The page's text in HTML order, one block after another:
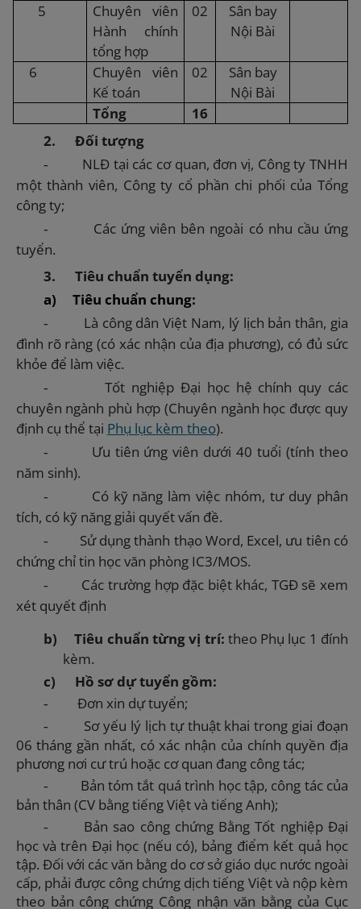
5
Chuyên viên
Hành chính
tổng hợp
02
Sân bay
Nội Bài
6
Chuyên viên
Kế toán
02
Sân bay
Nội Bài
Tổng
16
2.
Đối tượng
-
NLĐ tại các cơ quan, đơn vị, Công ty TNHH
một thành viên, Công ty cổ phần chi phối của Tổng
công ty;
-
Các ứng viên bên ngoài có nhu cầu ứng
tuyển.
3.
Tiêu chuẩn tuyển dụng:
a)
Tiêu chuẩn chung:
-
Là công dân Việt Nam, lý lịch bản thân, gia
đình rõ ràng (có xác nhận của địa phương), có đủ sức
khỏe để làm việc.
- Tốt nghiệp Đại họchệ chính quy các
chuyên ngành phù hợp (Chuyên ngành học được quy
định cụ thể tại Phụ lục kèm theo).
-
Ưu tiên ứng viên dưới 40 tuổi (tính theo
năm sinh).
-
Có kỹ năng làm việc nhóm, tư duy phân
tích, có kỹ năng giải quyết vấn đề.
-
Sử dụng thành thạo Word, Excel, ưu tiên có
chứng chỉ tin học văn phòng IC3/MOS.
-
Các trường hợp đặc biệt khác, TGĐ sẽ xem
xét quyết định
b)
Tiêu chuẩn từng vị trí: theo Phụ lục 1 đính
kèm.
c)
Hồ sơ dự tuyển gồm:
- Đơn xin dự tuyển;
-
Sơ yếu lý lịch tự thuật khai trong giai đoạn
06 tháng gần nhất, có xác nhận của chính quyền địa
phương nơi cư trú hoặc cơ quan đang công tác;
-
Bản tóm tắt quá trình học tập, công tác của
bản thân (CV bằng tiếng Việt và tiếng Anh);
-
Bản sao công chứng Bằng Tốt nghiệp Đại
học và trên Đại học (nếu có), bảng điểm kết quả học
tập. Đối với các văn bằng do cơ sở giáo dục nước ngoài
cấp, phải được công chứng dịch tiếng Việt và nộp kèm
theo bản công chứng Công nhận văn bằng của Cục